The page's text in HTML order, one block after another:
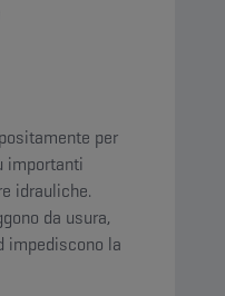
per
importanti
idrauliche.
da usura,
impediscono la